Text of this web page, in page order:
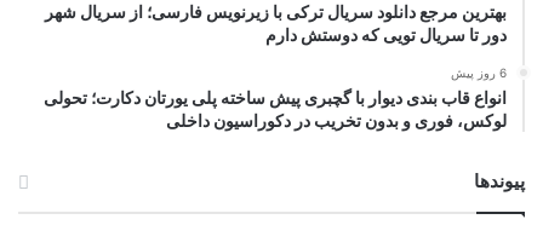
بهترین مرجع دانلود سریال ترکی با زیرنویس فارسی؛ از سریال شهر
دور تا سریال تویی که دوستش دارم
6 روز پیش
انواع قاب بندی دیوار با گچبری پیش ساخته پلی یورتان دکارت؛ تحولی
لوکس، فوری و بدون تخریب در دکوراسیون داخلی
پیوندها